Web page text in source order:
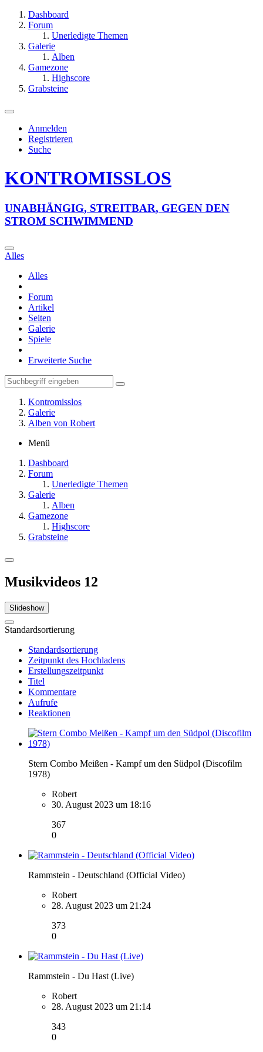
Dashboard
Forum
Unerledigte Themen
Galerie
Alben
Gamezone
Highscore
Grabsteine
Anmelden
Registrieren
Suche
KONTROMISSLOS
UNABHÄNGIG, STREITBAR, GEGEN DEN
STROM SCHWIMMEND
Alles
Alles
Forum
Artikel
Seiten
Galerie
Spiele
Erweiterte Suche
Kontromisslos
Galerie
Alben von Robert
Menü
Dashboard
Forum
Unerledigte Themen
Galerie
Alben
Gamezone
Highscore
Grabsteine
Musikvideos 12
Slideshow
Standardsortierung
Standardsortierung
Zeitpunkt des Hochladens
Erstellungszeitpunkt
Titel
Kommentare
Aufrufe
Reaktionen
Stern Combo Meißen - Kampf um den Südpol (Discofilm
1978)
Robert
30. August 2023 um 18:16
367
0
Rammstein - Deutschland (Official Video)
Robert
28. August 2023 um 21:24
373
0
Rammstein - Du Hast (Live)
Robert
28. August 2023 um 21:14
343
0